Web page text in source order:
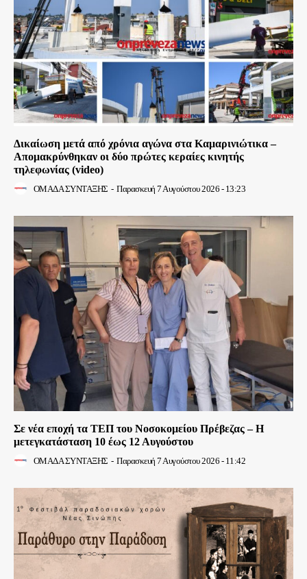
Δικαίωση μετά από χρόνια αγώνα στα Καμαρινιώτικα –
Απομακρύνθηκαν οι δύο πρώτες κεραίες κινητής
τηλεφωνίας (video)
ΟΜΑΔΑ ΣΥΝΤΑΞΗΣ - Παρασκευή 7 Αυγούστου 2026 - 13:23
Σε νέα εποχή τα ΤΕΠ του Νοσοκομείου Πρέβεζας – Η
μετεγκατάσταση 10 έως 12 Αυγούστου
ΟΜΑΔΑ ΣΥΝΤΑΞΗΣ - Παρασκευή 7 Αυγούστου 2026 - 11:42